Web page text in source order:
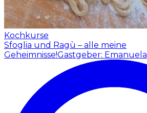
Kochkurse
Sfoglia und Ragù – alle meine
Geheimnisse!Gastgeber: Emanuela